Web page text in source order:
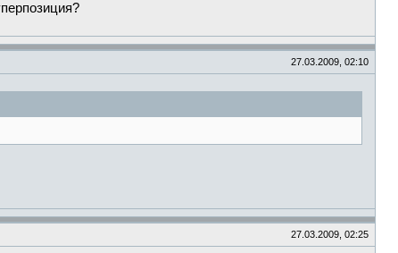
27.03.2009, 02:10
27.03.2009, 02:25